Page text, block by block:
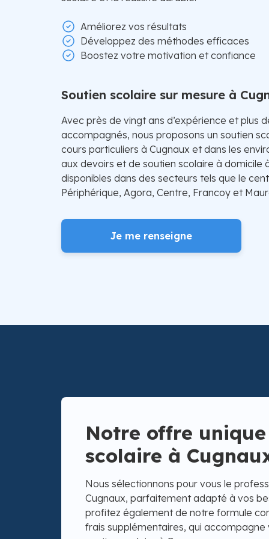
Améliorez vos résultats
Développez des méthodes efficaces
Boostez votre motivation et confiance
Soutien scolaire sur mesure à
Avec près de vingt ans d’expérience et plus
accompagnés, nous proposons un soutien
cours particuliers à Cugnaux et dans les
aux devoirs et de soutien scolaire à domicile
disponibles dans des secteurs tels que le
Périphérique, Agora, Centre, Francoy et
Je me renseigne
Notre offre
scolaire à
Nous sélectionnons pour vous le
Cugnaux, parfaitement adapté à vos
profitez également de notre formule
frais supplémentaires, qui